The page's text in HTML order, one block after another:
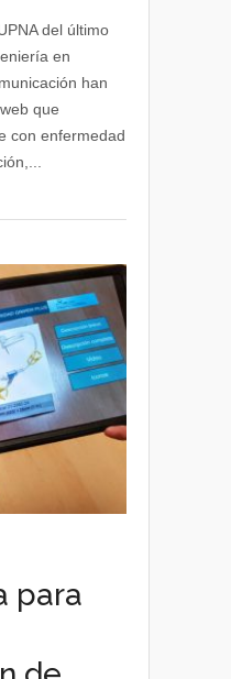
del último
en
han
que
con enfermedad
para